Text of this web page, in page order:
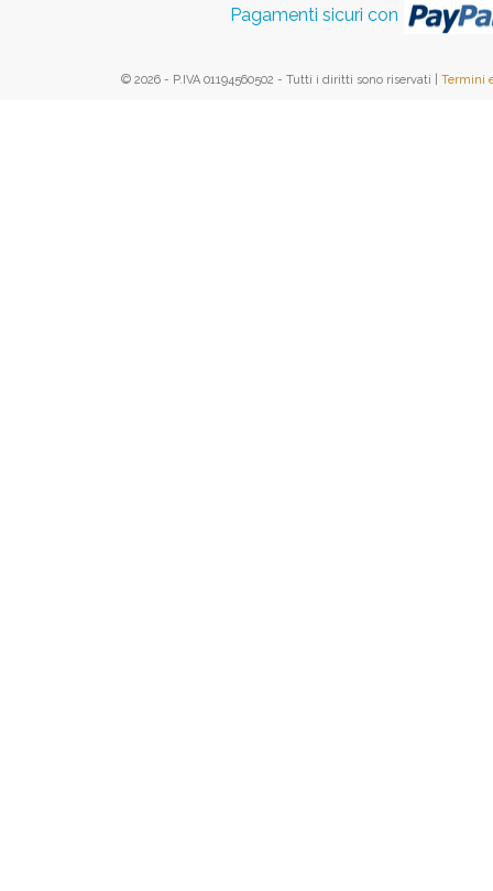
Pagamenti sicuri con
© 2026 - P.IVA 01194560502 - Tutti i diritti sono riservati | Termini